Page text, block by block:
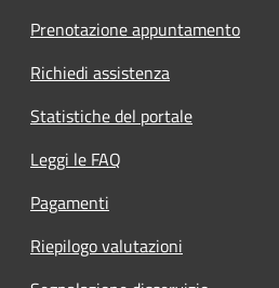
Prenotazione appuntamento
Richiedi assistenza
Statistiche del portale
Leggi le FAQ
Pagamenti
Riepilogo valutazioni